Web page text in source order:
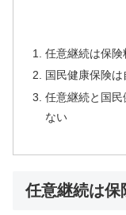
任意継続は保
国民健康保険
任意継続と国民
ない
任意継続は保